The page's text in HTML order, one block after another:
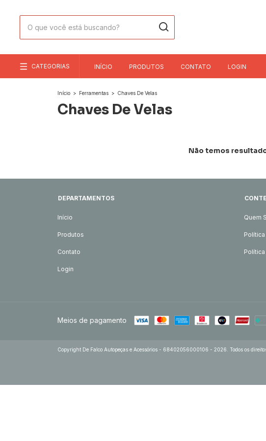
CATEGORIAS INÍCIO PRODUTOS CONTATO LOGIN
Início > Ferramentas > Chaves De Velas
Chaves De Velas
Não temos
DEPARTAMENTOS
Início
Produtos
Contato
Login
Quem
Meios de pagamento
Copyright De Falco Autopeças e Acessórios - 68402056000106 - 2026. Todos os